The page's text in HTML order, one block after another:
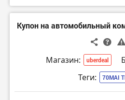
Купон на автомобильный
Магазин: uberdeal
Теги: 70MAI